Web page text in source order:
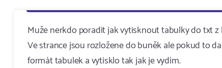
Muže nerkdo poradit jak vytisknout tabulky do txt
Ve strance jsou rozložene do buněk ale pokud to
formát tabulek a vytisklo tak jak je vydím.